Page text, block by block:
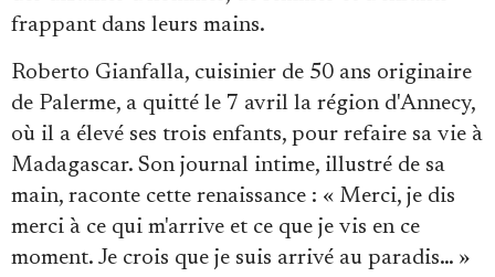
frappant dans leurs mains.
Roberto Gianfalla, cuisinier de 50 ans originaire
de Palerme, a quitté le 7 avril la région d'Annecy,
où il a élevé ses trois enfants, pour refaire sa vie à
Madagascar. Son journal intime, illustré de sa
main, raconte cette renaissance : « Merci, je dis
merci à ce qui m'arrive et ce que je vis en ce
moment. Je crois que je suis arrivé au paradis… »